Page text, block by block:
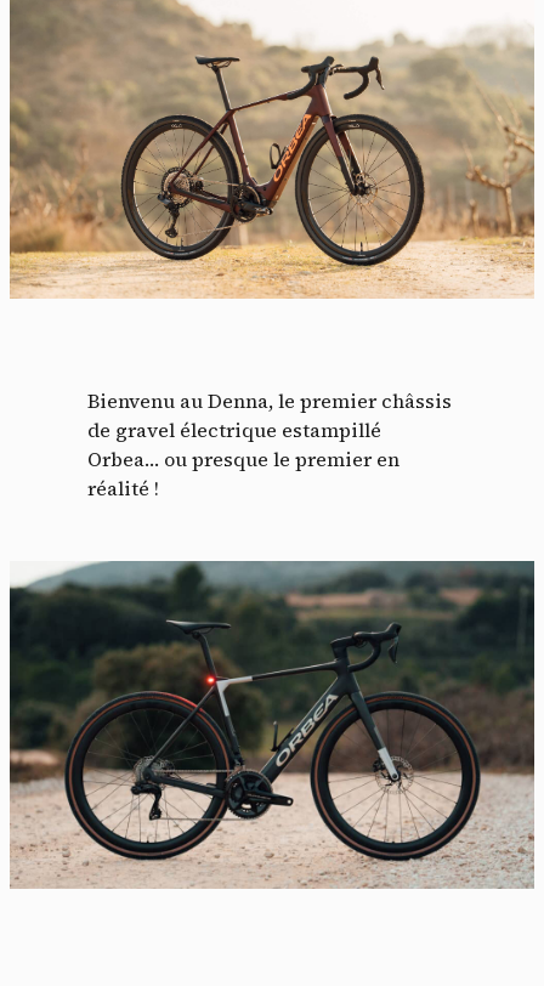
Bienvenu au Denna, le premier châssis
de gravel électrique estampillé
Orbea… ou presque le premier en
réalité !